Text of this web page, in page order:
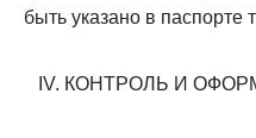
быть указано в паспорте
IV. КОНТРОЛЬ И